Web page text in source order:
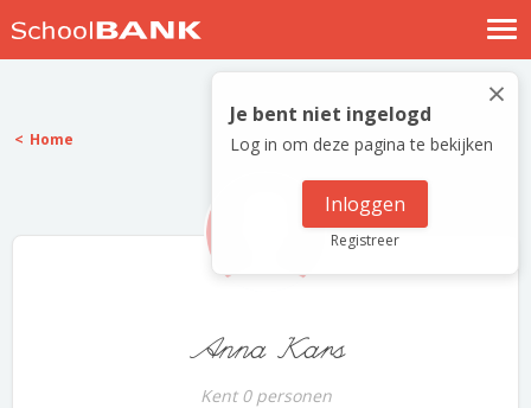
Nostalgische verhalen
Log in
Meld je gratis aan
×
Je bent niet ingelogd
Log in om deze pagina te bekijken
Inloggen
Registreer
Home
Anna Kars
Kent 0 personen